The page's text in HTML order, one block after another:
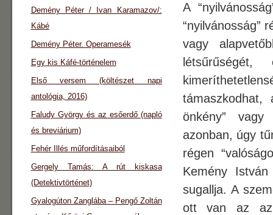
A
“nyilvánosság”
vagy
létsűrűségét,
támaszkodhat,
önkény” vagy
azonban, úgy
régen
Kemény
sugallja. A
ott van az az
Demény Péter / Ivan Karamazov/:
Kábé
Demény Péter. Operamesék
Egy kis Káfé-történelem
Első versem (költészet napi
antológia, 2016)
Faludy György és az esőerdő (napló
és breviárium)
Fehér Illés műfordításaiból
Gergely Tamás: A rút kiskasa
(Detektivtörténet)
Gyalogúton Zanglába – Pengő Zoltán